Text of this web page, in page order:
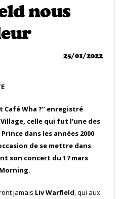
nous
25/01/2022
Café Wha ?” enregistré
celle qui fut l’une des
dans les années 2000
de se mettre dans
son concert du 17 mars
jamais Liv Warfield, qui aux